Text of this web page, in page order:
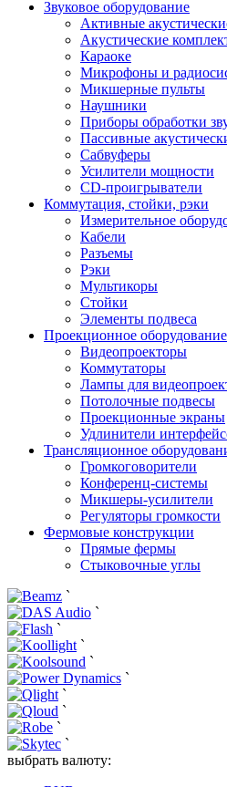
Звуковое оборудование
Активные
Акустические
Караоке
Микрофоны и
Микшерные пульты
Наушники
Приборы обработки
Пассивные
Сабвуферы
Усилители мощности
CD-проигрыватели
Коммутация, стойки, рэки
Измерительное
Кабели
Разъемы
Рэки
Мультикоры
Стойки
Элементы подвеса
Проекционное оборудование
Видеопроекторы
Коммутаторы
Лампы для
Потолочные подвесы
Проекционные экраны
Удлинители
Трансляционное
Громкоговорители
Конференц-системы
Микшеры-усилители
Регуляторы громкости
Фермовые конструкции
Прямые фермы
Стыковочные углы
`
`
`
`
`
`
`
`
`
`
выбрать валюту: